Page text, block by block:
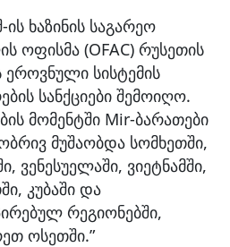
ხაზინის საგარეო
ოფისმა (OFAC) რუსეთის
სისტემის
სანქციები შემოიღო.
მომენტში Mir-ბარათები
მუშაობდა სომხეთში,
ვენესუელაში, ვიეტნამში,
კუბაში და
რეგიონებში,
ოსეთში.”